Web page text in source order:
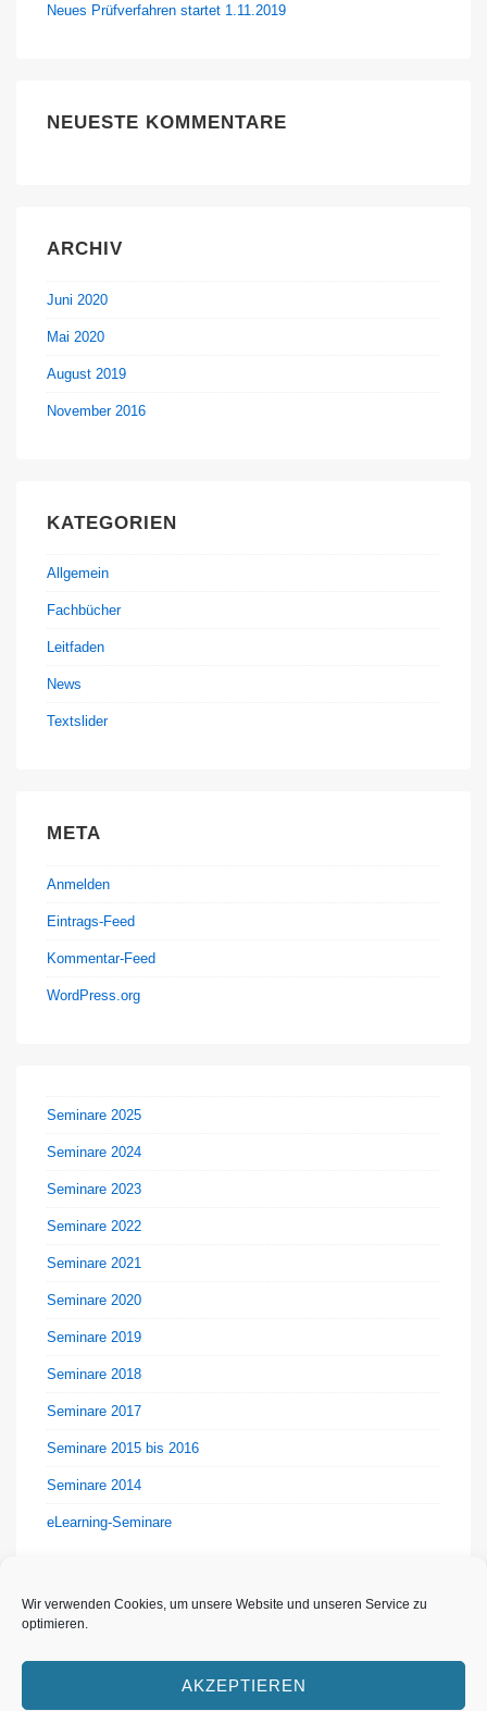
Wir verwenden Cookies, um unsere Website und unseren Service zu
optimieren.
AKZEPTIEREN
Neues Prüfverfahren startet 1.11.2019
NEUESTE KOMMENTARE
ARCHIV
Juni 2020
Mai 2020
August 2019
November 2016
KATEGORIEN
Allgemein
Fachbücher
Leitfaden
News
Textslider
META
Anmelden
Eintrags-Feed
Kommentar-Feed
WordPress.org
Seminare 2025
Seminare 2024
Seminare 2023
Seminare 2022
Seminare 2021
Seminare 2020
Seminare 2019
Seminare 2018
Seminare 2017
Seminare 2015 bis 2016
Seminare 2014
eLearning-Seminare
Footer- Impressum Cookie-Richtlinie (EU)